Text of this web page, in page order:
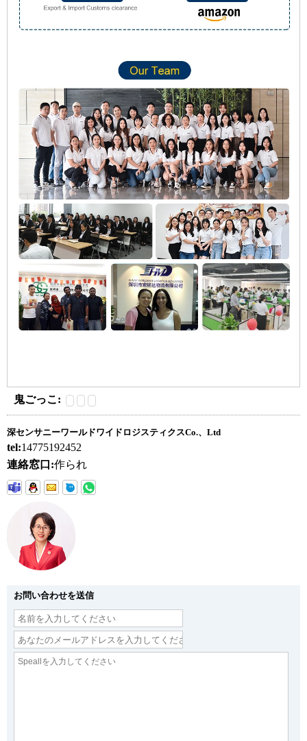
鬼ごっこ:
深センサニーワールドワイドロジスティクスCo.、Ltd
tel:14775192452
連絡窓口:作られ
お問い合わせを送信